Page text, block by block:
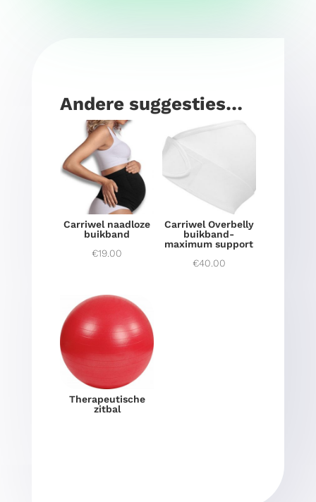
Andere suggesties…
Carriwel naadloze
buikband
€19.00
Carriwel Overbelly
buikband-
maximum support
€40.00
Therapeutische
zitbal